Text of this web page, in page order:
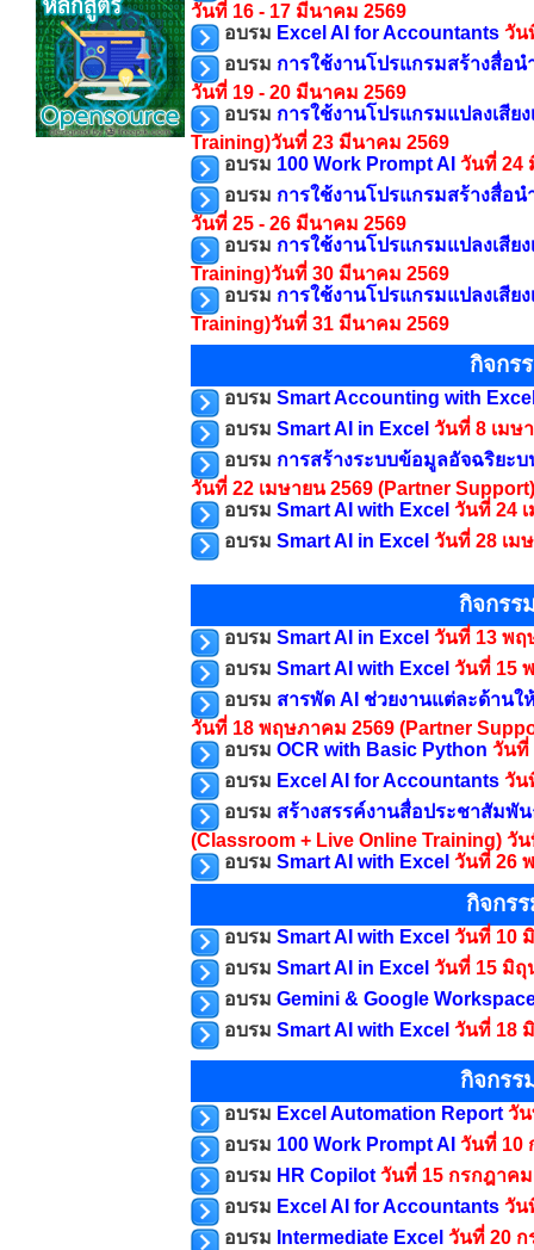
วันที่ 16 - 17 มีนาคม 2569
อบรม Excel AI for Accountants วัน
อบรม การใช้งานโปรแกรมสร้างสื่อน
วันที่ 19 - 20 มีนาคม 2569
อบรม การใช้งานโปรแกรมแปลงเสี
Training)วันที่ 23 มีนาคม 2569
อบรม 100 Work Prompt AI วันที่ 24
อบรม การใช้งานโปรแกรมสร้างสื่อน
วันที่ 25 - 26 มีนาคม 2569
อบรม การใช้งานโปรแกรมแปลงเสี
Training)วันที่ 30 มีนาคม 2569
อบรม การใช้งานโปรแกรมแปลงเสี
Training)วันที่ 31 มีนาคม 2569
กิจกร
อบรม Smart Accounting with
อบรม Smart AI in Excel วันที่ 8 เมษ
อบรม การสร้างระบบข้อมูลอัจฉริยะบ
วันที่ 22 เมษายน 2569 (Partner Support)
อบรม Smart AI with Excel วันที่ 24
อบรม Smart AI in Excel วันที่ 28 เม
กิจกรร
อบรม Smart AI in Excel วันที่ 13 พ
อบรม Smart AI with Excel วันที่ 15
อบรม สารพัด AI ช่วยงานแต่ละด้านใ
วันที่ 18 พฤษภาคม 2569 (Partner
อบรม OCR with Basic Python วันที่
อบรม Excel AI for Accountants วัน
อบรม สร้างสรรค์งานสื่อประชาสัมพั
(Classroom + Live Online Training) วัน
อบรม Smart AI with Excel วันที่ 26
กิจกร
อบรม Smart AI with Excel วันที่ 10
อบรม Smart AI in Excel วันที่ 15 มิถุ
อบรม Gemini & Google
อบรม Smart AI with Excel วันที่ 18
กิจกรร
อบรม Excel Automation Report วั
อบรม 100 Work Prompt AI วันที่ 10
อบรม HR Copilot วันที่ 15 กรกฎาค
อบรม Excel AI for Accountants วัน
อบรม Intermediate Excel วันที่ 20